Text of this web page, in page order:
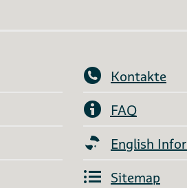
Kontakte
FAQ
English
Sitemap